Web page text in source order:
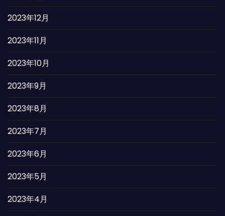
2023年12月
2023年11月
2023年10月
2023年9月
2023年8月
2023年7月
2023年6月
2023年5月
2023年4月